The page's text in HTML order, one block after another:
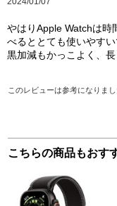
やはりApple Watchは時
べるととても使いやすい
黒加減もかっこよく、長
このレビューは参考になりまし
こちらの商品もおす